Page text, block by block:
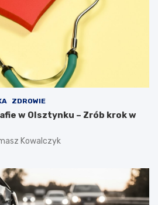
ZDROWIE
w Olsztynku – Zrób krok w
Kowalczyk